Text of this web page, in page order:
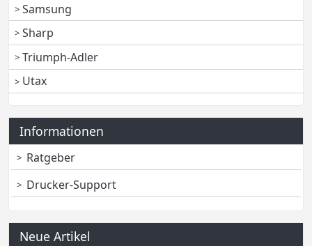
Samsung
Sharp
Triumph-Adler
Utax
Informationen
Ratgeber
Drucker-Support
Neue Artikel